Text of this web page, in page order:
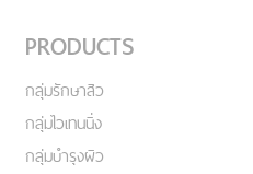
PRODUCTS
กลุ่มรักษาสิว
กลุ่มไวเทนนิ่ง
กลุ่มบำรุงผิว